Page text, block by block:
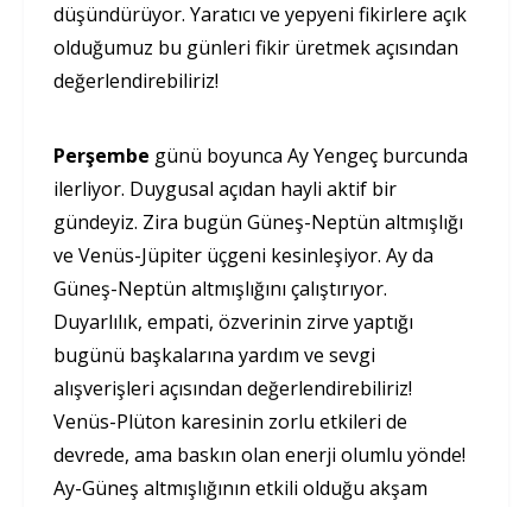
düşündürüyor. Yaratıcı ve yepyeni fikirlere açık
olduğumuz bu günleri fikir üretmek açısından
değerlendirebiliriz!
Perşembe günü boyunca Ay Yengeç burcunda
ilerliyor. Duygusal açıdan hayli aktif bir
gündeyiz. Zira bugün Güneş-Neptün altmışlığı
ve Venüs-Jüpiter üçgeni kesinleşiyor. Ay da
Güneş-Neptün altmışlığını çalıştırıyor.
Duyarlılık, empati, özverinin zirve yaptığı
bugünü başkalarına yardım ve sevgi
alışverişleri açısından değerlendirebiliriz!
Venüs-Plüton karesinin zorlu etkileri de
devrede, ama baskın olan enerji olumlu yönde!
Ay-Güneş altmışlığının etkili olduğu akşam